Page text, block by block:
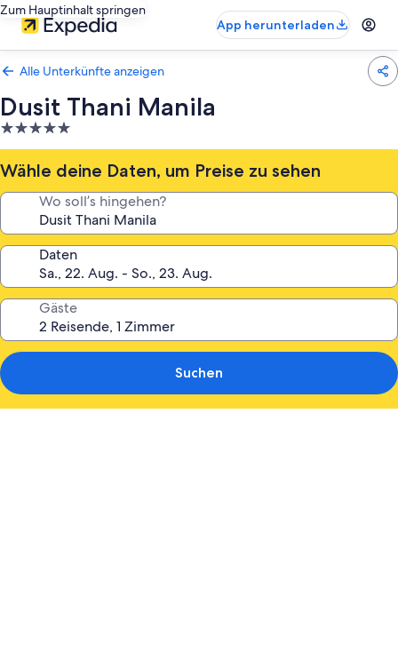
Zum Hauptinhalt springen
App herunterladen
Alle Unterkünfte anzeigen
Dusit Thani Manila
5.0-
Sterne-
Unterkunft
Wähle deine Daten, um Preise zu sehen
Wo soll’s hingehen?
Daten
Gäste
Suchen